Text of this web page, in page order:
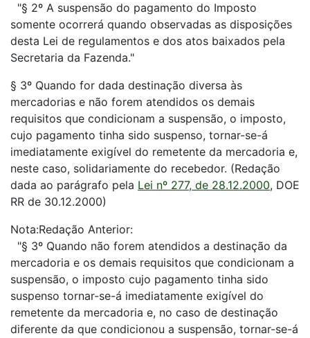
"§ 2º A suspensão do pagamento do Imposto
somente ocorrerá quando observadas as disposições
desta Lei de regulamentos e dos atos baixados pela
Secretaria da Fazenda."
§ 3º Quando for dada destinação diversa às
mercadorias e não forem atendidos os demais
requisitos que condicionam a suspensão, o imposto,
cujo pagamento tinha sido suspenso, tornar-se-á
imediatamente exigível do remetente da mercadoria e,
neste caso, solidariamente do recebedor. (Redação
dada ao parágrafo pela Lei nº 277, de 28.12.2000, DOE
RR de 30.12.2000)
Nota:Redação Anterior:
"§ 3º Quando não forem atendidos a destinação da
mercadoria e os demais requisitos que condicionam a
suspensão, o imposto cujo pagamento tinha sido
suspenso tornar-se-á imediatamente exigível do
remetente da mercadoria e, no caso de destinação
diferente da que condicionou a suspensão, tornar-se-á